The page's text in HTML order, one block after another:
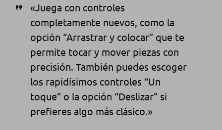
«Juega con controles
completamente nuevos, como la
opción “Arrastrar y colocar” que te
permite tocar y mover piezas con
precisión. También puedes escoger
los rapidísimos controles “Un
toque” o la opción “Deslizar” si
prefieres algo más clásico.»